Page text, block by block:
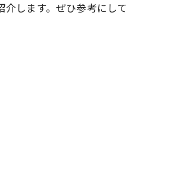
します。ぜひ参考にして